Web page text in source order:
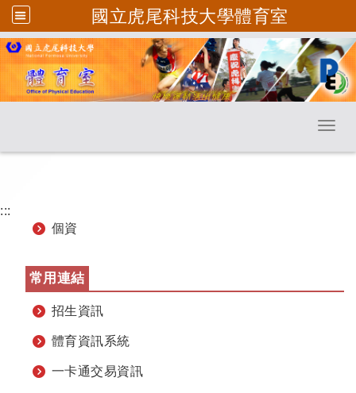
國立虎尾科技大學體育室
跳到主要內容
:::
個資
常用連結
招生資訊
體育資訊系統
一卡通交易資訊